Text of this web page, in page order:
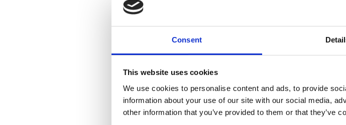
Consent
This website uses cookies
We use cookies to personalise content and ads, to provide
information about your use of our site with our social media,
other information that you’ve provided to them or that they’ve